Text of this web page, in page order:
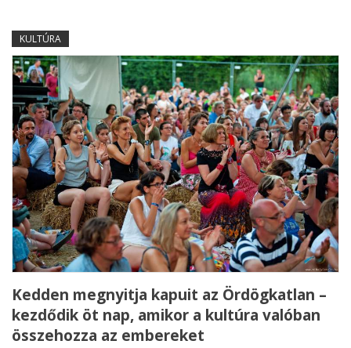
KULTÚRA
Kedden megnyitja kapuit az Ördögkatlan –
kezdődik öt nap, amikor a kultúra valóban
összehozza az embereket